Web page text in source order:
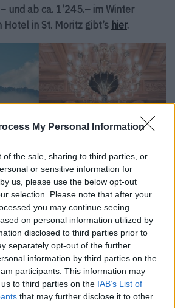
My Personal Information
of the sale, sharing to third parties, or
or sensitive information for
us, please use the below opt-out
selection. Please note that after your
you may continue seeing
on personal information utilized by
disclosed to third parties prior to
separately opt-out of the further
information by third parties on the
participants. This information may
to third parties on the IAB’s List of
that may further disclose it to other
und ab ca. 1’245.– im Winter
in St. Moritz gibt’s hier.